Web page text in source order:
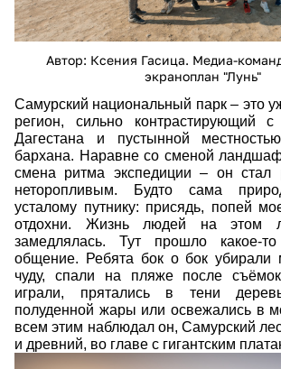
Автор: Ксения Гасица. Медиа-
экраноплан "Лунь"
Самурский национальный парк– это
регион, сильно контрастирующий
Дагестана и пустынной
бархана. Наравне со сменой
смена ритма экспедиции– он стал
неторопливым. Будто сама
усталому путнику: присядь, попей
отдохни. Жизнь людей на этом
замедлялась. Тут прошло какое-
общение. Ребята бок о бок убирали
чуду, спали на пляже после
играли, прятались в тени
полуденной жары или освежались в
всем этим наблюдал он, Самурский
и древний, во главе с гигантским